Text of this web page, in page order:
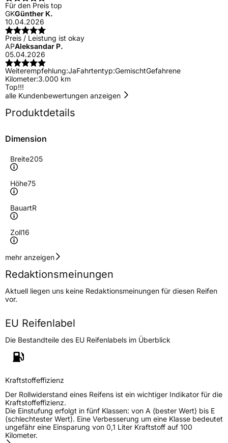
Für den Preis top
GKGünther K.
10.04.2026
Preis / Leistung ist okay
APAleksandar P.
05.04.2026
Weiterempfehlung:JaFahrtentyp:GemischtGefahrene
Kilometer:3.000 km
Top!!!
alle Kundenbewertungen anzeigen
Produktdetails
Dimension
Breite205
Höhe75
BauartR
Zoll16
Geschwindigkeitsindex
Höchstgeschwindigkeit
180 km/h
Lastindex113/111
Höchstlast1150/1090 kg
Generelle Merkmale
Fahrzeugtyp
ModellnameEcoVan AllSeason AS9
FahrzeugartTransporter
mehr anzeigen
Redaktionsmeinungen
Aktuell liegen uns keine Redaktionsmeinungen für diesen Reifen
vor.
EU Reifenlabel
Die Bestandteile des EU Reifenlabels im Überblick
Kraftstoffeffizienz
Der Rollwiderstand eines Reifens ist ein wichtiger Indikator für die
Kraftstoffeffizienz.
Die Einstufung erfolgt in fünf Klassen: von A (bester Wert) bis E
(schlechtester Wert). Eine Verbesserung um eine Klasse bedeutet
ungefähr eine Einsparung von 0,1 Liter Kraftstoff auf 100
Kilometer.